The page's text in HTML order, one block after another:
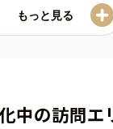
鳥町 / 長者町 /
町 / 豊浦町 / 仲
英町 / 万代町 /
もっと見る
中の訪問エ